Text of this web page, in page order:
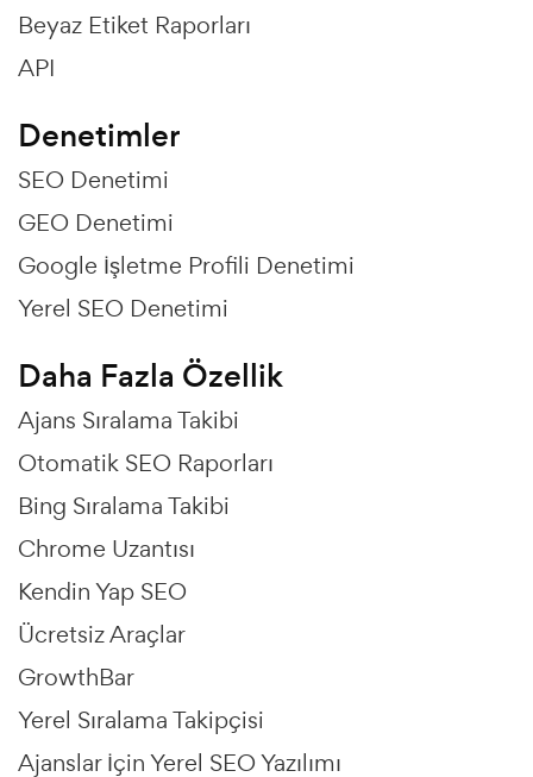
Beyaz Etiket Raporları
API
Denetimler
SEO Denetimi
GEO Denetimi
Google İşletme Profili Denetimi
Yerel SEO Denetimi
Daha Fazla Özellik
Ajans Sıralama Takibi
Otomatik SEO Raporları
Bing Sıralama Takibi
Chrome Uzantısı
Kendin Yap SEO
Ücretsiz Araçlar
GrowthBar
Yerel Sıralama Takipçisi
Ajanslar İçin Yerel SEO Yazılımı